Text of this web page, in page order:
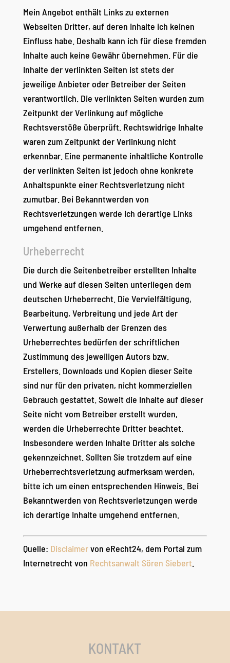
Mein Angebot enthält Links zu externen
Webseiten Dritter, auf deren Inhalte ich keinen
Einfluss habe. Deshalb kann ich für diese fremden
Inhalte auch keine Gewähr übernehmen. Für die
Inhalte der verlinkten Seiten ist stets der
jeweilige Anbieter oder Betreiber der Seiten
verantwortlich. Die verlinkten Seiten wurden zum
Zeitpunkt der Verlinkung auf mögliche
Rechtsverstöße überprüft. Rechtswidrige Inhalte
waren zum Zeitpunkt der Verlinkung nicht
erkennbar. Eine permanente inhaltliche Kontrolle
der verlinkten Seiten ist jedoch ohne konkrete
Anhaltspunkte einer Rechtsverletzung nicht
zumutbar. Bei Bekanntwerden von
Rechtsverletzungen werde ich derartige Links
umgehend entfernen.
Urheberrecht
Die durch die Seitenbetreiber erstellten Inhalte
und Werke auf diesen Seiten unterliegen dem
deutschen Urheberrecht. Die Vervielfältigung,
Bearbeitung, Verbreitung und jede Art der
Verwertung außerhalb der Grenzen des
Urheberrechtes bedürfen der schriftlichen
Zustimmung des jeweiligen Autors bzw.
Erstellers. Downloads und Kopien dieser Seite
sind nur für den privaten, nicht kommerziellen
Gebrauch gestattet. Soweit die Inhalte auf dieser
Seite nicht vom Betreiber erstellt wurden,
werden die Urheberrechte Dritter beachtet.
Insbesondere werden Inhalte Dritter als solche
gekennzeichnet. Sollten Sie trotzdem auf eine
Urheberrechtsverletzung aufmerksam werden,
bitte ich um einen entsprechenden Hinweis. Bei
Bekanntwerden von Rechtsverletzungen werde
ich derartige Inhalte umgehend entfernen.
Quelle: Disclaimervon eRecht24, dem Portal zum
Internetrecht von Rechtsanwalt Sören Siebert
KONTAKT